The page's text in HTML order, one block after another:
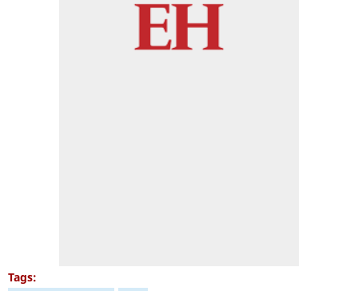
Tags: